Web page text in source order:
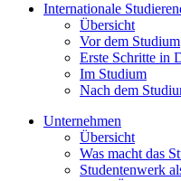
Internationale
Übersicht
Vor dem Studium
Erste Schritte in
Im Studium
Nach dem
Unternehmen
Übersicht
Was macht das
Studentenwerk